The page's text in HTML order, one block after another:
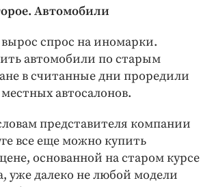
Автомобили
спрос на иномарки.
автомобили по старым
в считанные дни проредили
автосалонов.
представителя компании
все еще можно купить
основанной на старом курсе
уже далеко не любой модели